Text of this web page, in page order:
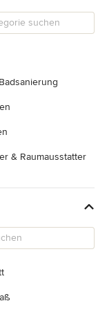
& Raumausstatter